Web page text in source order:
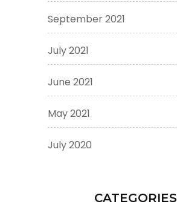
September 2021
July 2021
June 2021
May 2021
July 2020
CATEGORIES